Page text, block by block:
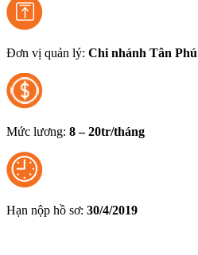
Đơn vị quản lý: Chi nhánh Tân Phú
Mức lương: 8 – 20tr/tháng
Hạn nộp hồ sơ: 30/4/2019